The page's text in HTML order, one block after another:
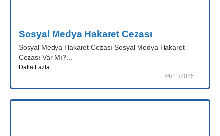
Sosyal Medya Hakaret Cezası
Sosyal Medya Hakaret Cezası Sosyal Medya Hakaret
Cezası Var Mı?...
Daha Fazla
24/11/2025